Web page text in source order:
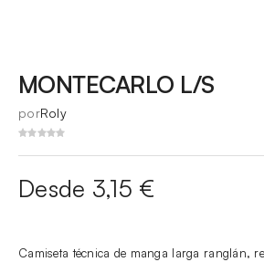
MONTECARLO L/S
porRoly
Desde 3,15 €
Camiseta técnica de manga larga ranglán,